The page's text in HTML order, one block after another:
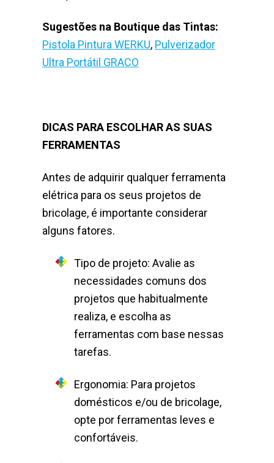
Sugestões na Boutique das Tintas:
Pistola Pintura WERKU, Pulverizador
Ultra Portátil GRACO
DICAS PARA ESCOLHAR AS SUAS
FERRAMENTAS
Antes de adquirir qualquer ferramenta
elétrica para os seus projetos de
bricolage, é importante considerar
alguns fatores.
Tipo de projeto: Avalie as
necessidades comuns dos
projetos que habitualmente
realiza, e escolha as
ferramentas com base nessas
tarefas.
Ergonomia: Para projetos
domésticos e/ou de bricolage,
opte por ferramentas leves e
confortáveis.